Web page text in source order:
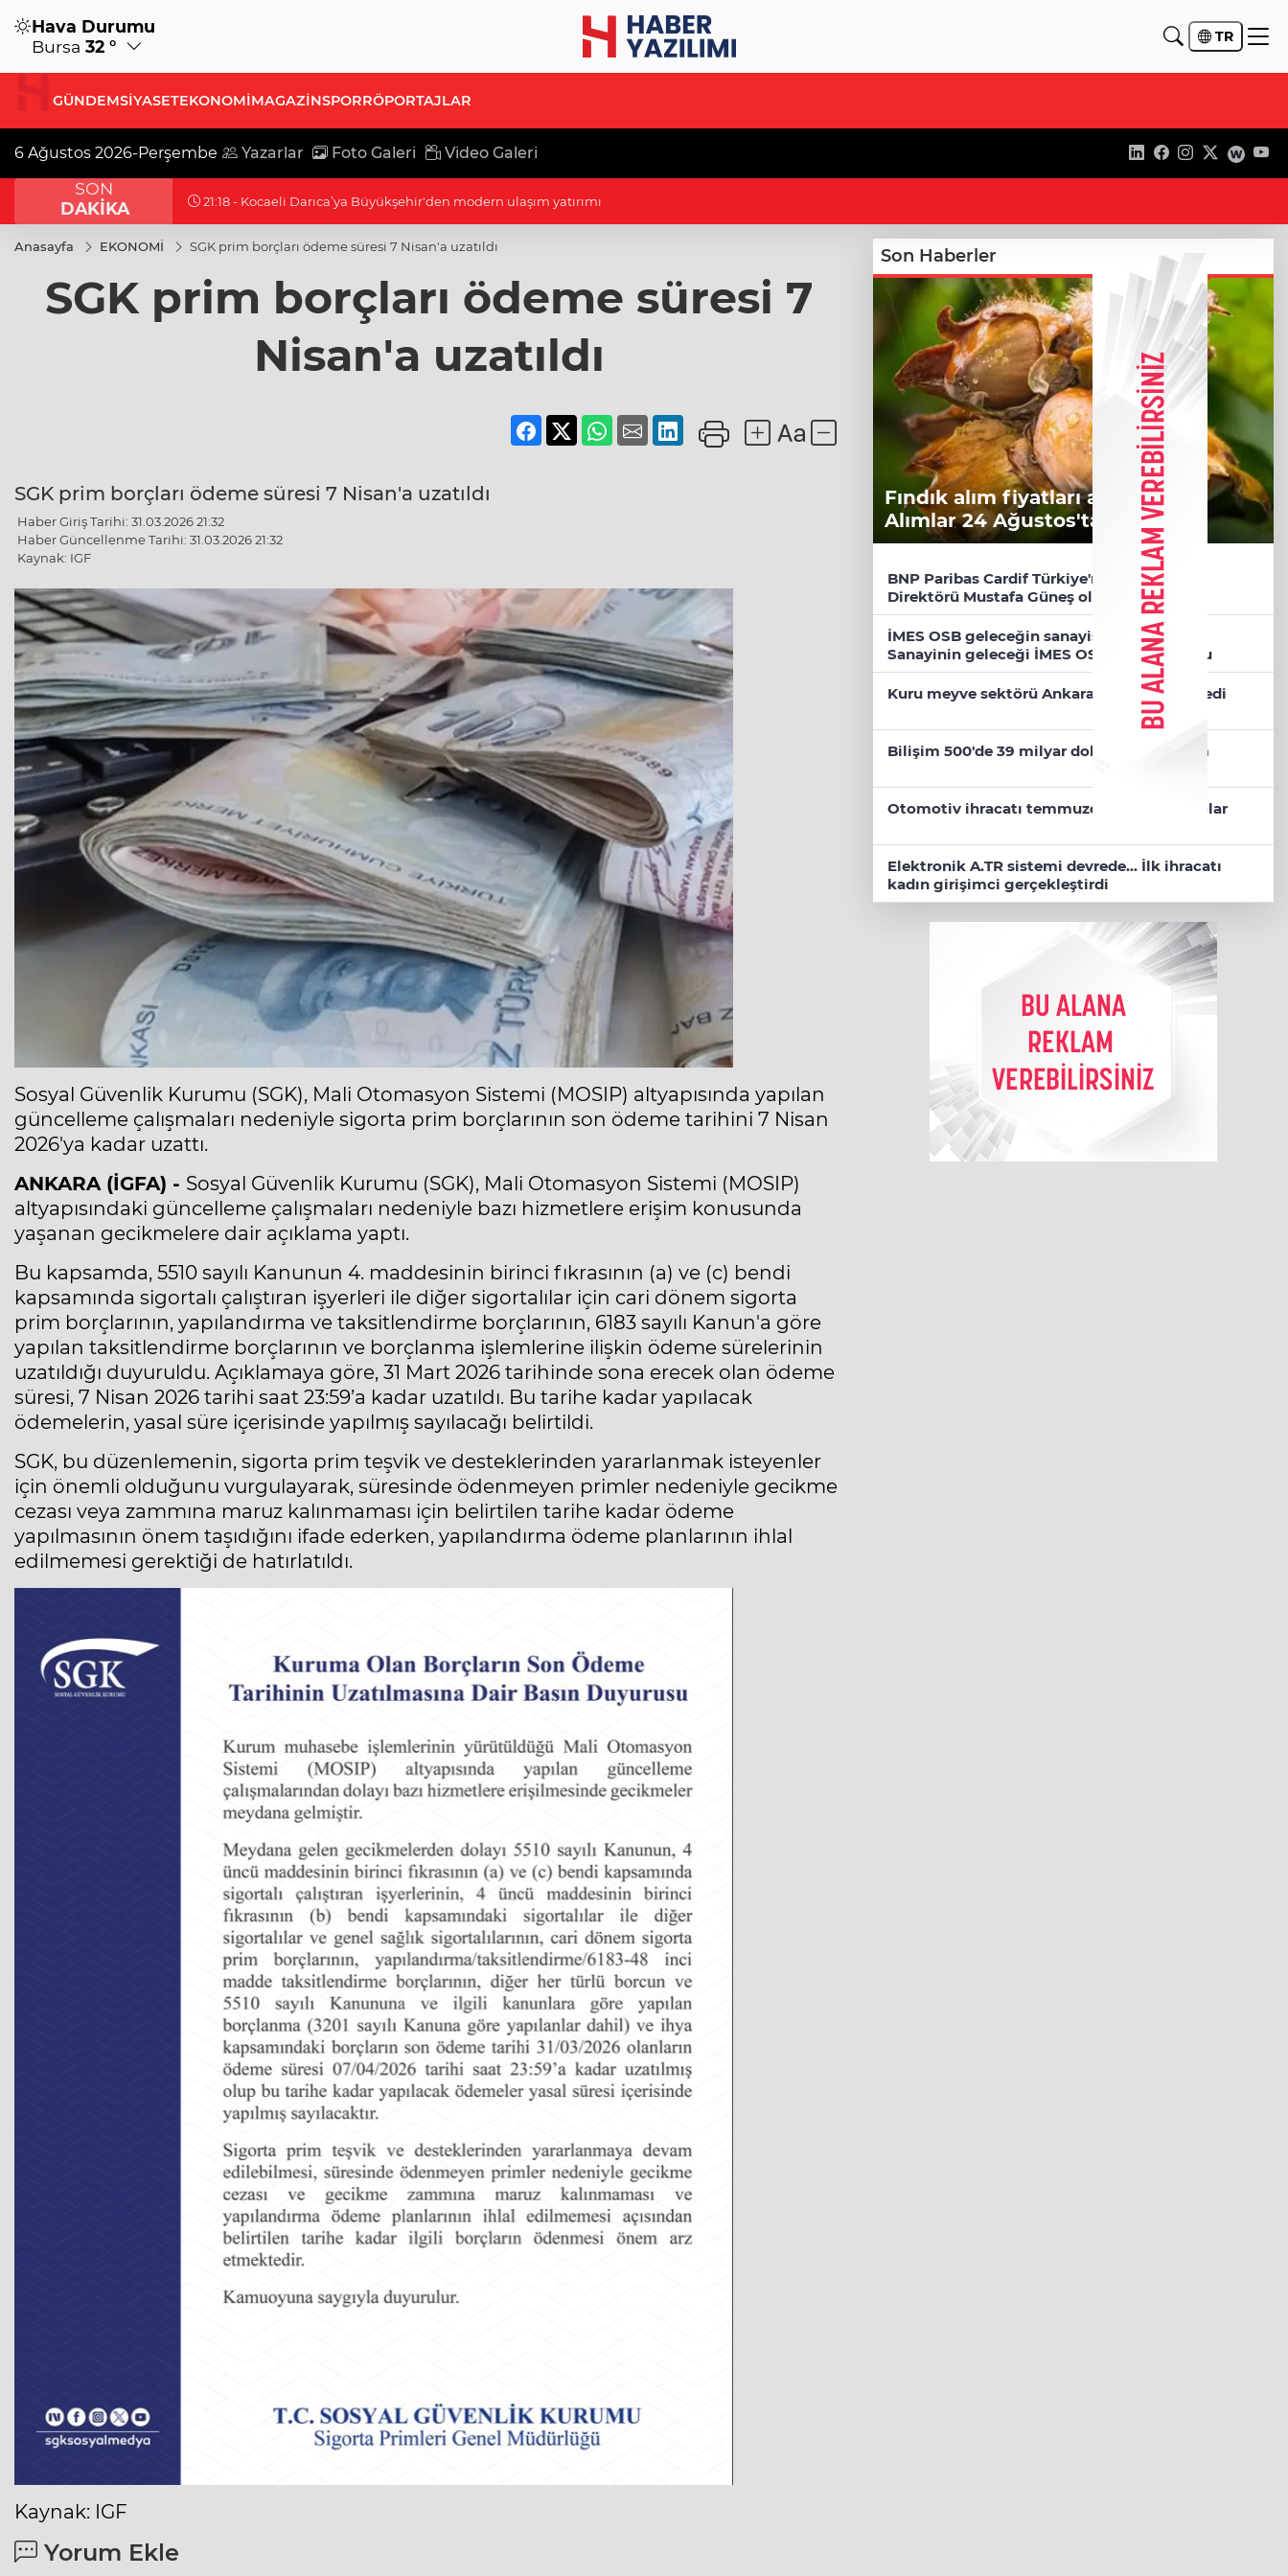
Hava Durumu
Bursa 32 ° TR
GÜNDEMSİYASETEKONOMİMAGAZİNSPORRÖPORTAJLAR
6 Ağustos 2026-Perşembe Yazarlar Foto Galeri Video Galeri
SON
DAKİKA
21:18 - Kocaeli Darıca’ya Büyükşehir'den modern ulaşım yatırımı
Anasayfa EKONOMİ SGK prim borçları ödeme süresi 7 Nisan'a uzatıldı
SGK prim borçları ödeme süresi 7
Nisan'a uzatıldı
SGK prim borçları ödeme süresi 7 Nisan'a uzatıldı
Haber Giriş Tarihi: 31.03.2026 21:32
Haber Güncellenme Tarihi: 31.03.2026 21:32
Kaynak: IGF
Sosyal Güvenlik Kurumu (SGK), Mali Otomasyon Sistemi (MOSIP) altyapısında yapılan
güncelleme çalışmaları nedeniyle sigorta prim borçlarının son ödeme tarihini 7 Nisan
2026'ya kadar uzattı.
ANKARA (İGFA) - Sosyal Güvenlik Kurumu (SGK), Mali Otomasyon Sistemi (MOSIP)
altyapısındaki güncelleme çalışmaları nedeniyle bazı hizmetlere erişim konusunda
yaşanan gecikmelere dair açıklama yaptı.
Bu kapsamda, 5510 sayılı Kanunun 4. maddesinin birinci fıkrasının (a) ve (c) bendi
kapsamında sigortalı çalıştıran işyerleri ile diğer sigortalılar için cari dönem sigorta
prim borçlarının, yapılandırma ve taksitlendirme borçlarının, 6183 sayılı Kanun'a göre
yapılan taksitlendirme borçlarının ve borçlanma işlemlerine ilişkin ödeme sürelerinin
uzatıldığı duyuruldu. Açıklamaya göre, 31 Mart 2026 tarihinde sona erecek olan ödeme
süresi, 7 Nisan 2026 tarihi saat 23:59’a kadar uzatıldı. Bu tarihe kadar yapılacak
ödemelerin, yasal süre içerisinde yapılmış sayılacağı belirtildi.
SGK, bu düzenlemenin, sigorta prim teşvik ve desteklerinden yararlanmak isteyenler
için önemli olduğunu vurgulayarak, süresinde ödenmeyen primler nedeniyle gecikme
cezası veya zammına maruz kalınmaması için belirtilen tarihe kadar ödeme
yapılmasının önem taşıdığını ifade ederken, yapılandırma ödeme planlarının ihlal
edilmemesi gerektiği de hatırlatıldı.
Kaynak: IGF
Yorum Ekle
Son Haberler
Fındık alım fiyatları açıklandı...
Alımlar 24 Ağustos'ta başlıyor
BNP Paribas Cardif Türkiye'nin İç Denetim
Direktörü Mustafa Güneş oldu
İMES OSB geleceğin sanayisini inşa ediyor!
Sanayinin geleceği İMES OSB'de konuşuldu
Kuru meyve sektörü Ankara’dan destek istedi
Bilişim 500'de 39 milyar dolarlık dev hacim
Otomotiv ihracatı temmuzda 3,6 milyar dolar
Elektronik A.TR sistemi devrede... İlk ihracatı
kadın girişimci gerçekleştirdi